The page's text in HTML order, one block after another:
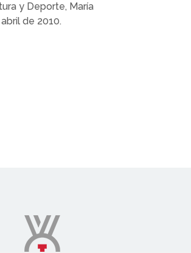
y Deporte, María
de 2010.